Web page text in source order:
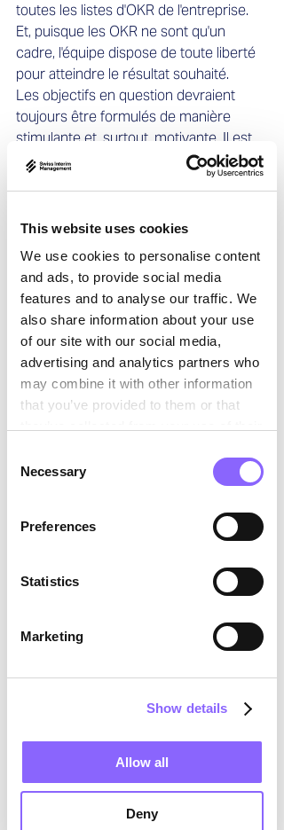
This website uses cookies
We use cookies to personalise content
and ads, to provide social media
features and to analyse our traffic. We
also share information about your use
of our site with our social media,
advertising and analytics partners who
may combine it with other information
that you’ve provided to them or that
Selection
Necessary
Preferences
Statistics
Marketing
Show details
Allow all
Deny
toutes les listes d'OKR de l'entreprise.
Et, puisque les OKR ne sont qu'un
cadre, l'équipe dispose de toute liberté
pour atteindre le résultat souhaité.
Les objectifs en question devraient
toujours être formulés de manière
stimulante et, surtout, motivante. Il est
important de noter que les résultats
mesurable vers l'état désiré. Et c'est là
premiers défis : les OKR exigent un état
d'esprit différent.
Les OKR augmentent la productivité et
la vitesse d'exécution, mais requièrent
une expertise
Pour que tous les membres de l'équipe
tirent dans le même sens et mettent
correctement en œuvre les principes
en management. Si une entreprise
souhaite appliquer la méthode OKR à
digitalisation et un programme de
Supporter » ou coach chargé
d'accompagner méthodiquement les
Un manager intérimaire possédant
seulement apporter des capacités
supplémentaires, mais également